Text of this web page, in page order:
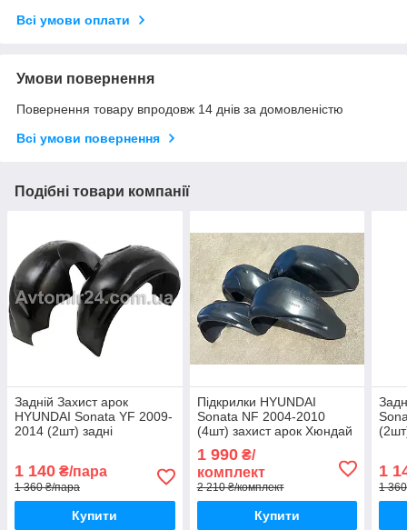
Всі умови оплати
Умови повернення
Повернення товару впродовж 14 днів за домовленістю
Всі умови повернення
Подібні товари компанії
Задній Захист арок
HYUNDAI Sonata YF 2009-
2014 (2шт) задні
1 140 ₴/пара
1 360 ₴/пара
Купити
Підкрилки HYUNDAI
Sonata NF 2004-2010
(4шт) захист арок Хюндай
1 990₴/
комплект
2 210 ₴/комплект
Купити
1
1